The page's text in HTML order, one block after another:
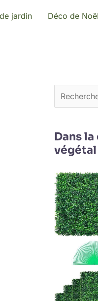
jardin Déco de Noël
r
e
r
Dans